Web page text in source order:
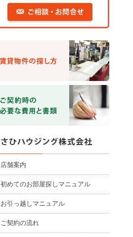
店舗案内
初めてのお部屋探しマニュアル
お引っ越しマニュアル
ご契約の流れ